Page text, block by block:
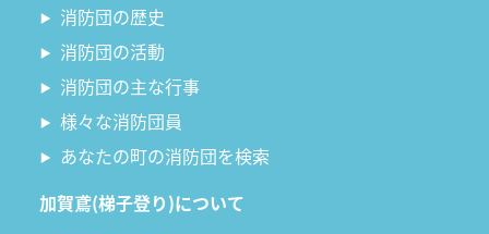
消防団の歴史
消防団の活動
消防団の主な行事
様々な消防団員
あなたの町の消防団を検索
加賀鳶(梯子登り)について